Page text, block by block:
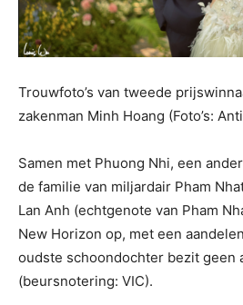
Trouwfoto’s van tweede
zakenman Minh Hoang (Foto’s:
Samen met Phuong Nhi, een
de familie van miljardair Pham
Lan Anh (echtgenote van Pham
New Horizon op, met een
oudste schoondochter bezit geen
(beursnotering: VIC).